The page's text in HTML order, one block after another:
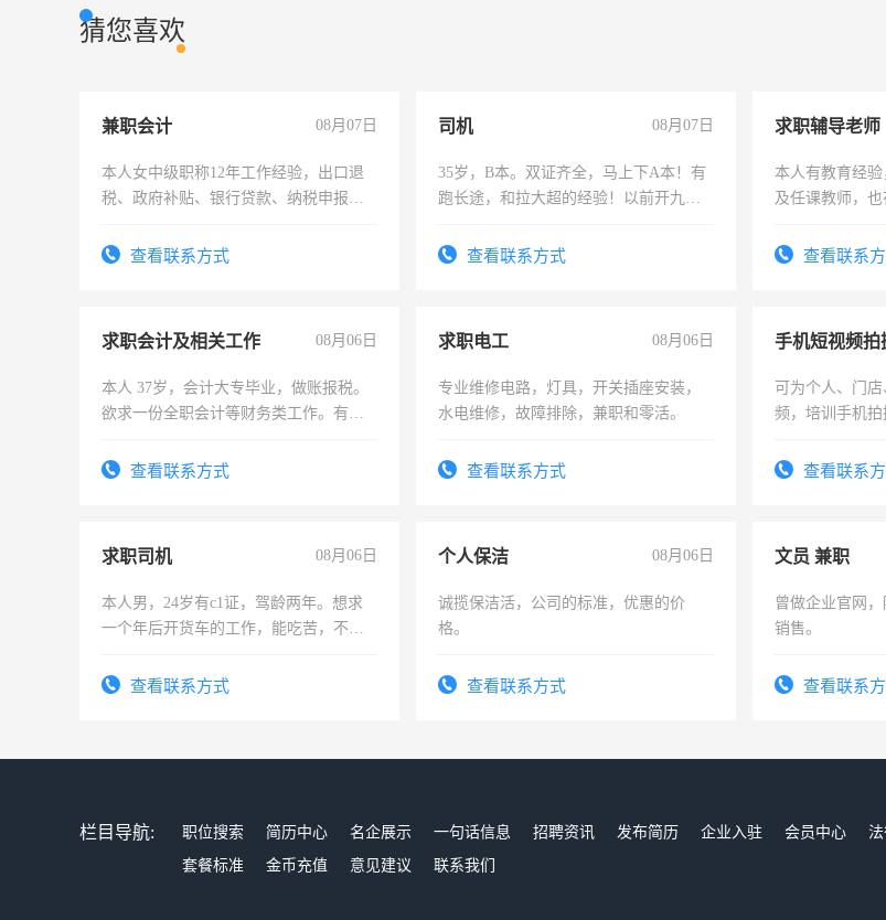
猜您喜欢
兼职会计 08月07日
本人女中级职称12年工作经验，出口退
税、政府补贴、银行贷款、纳税申报、
务，财务咨询等业务。欲求兼职会计工
查看联系方式
司机 08月07日
35岁，B本。双证齐全，马上下A本！有
跑长途，和拉大超的经验！以前开九米
查看联系方式
求职辅导老师
本人有教育经
及任课教师，
查看联系
求职会计及相关工作 08月06日
本人 37岁，会计大专毕业，做账报税。
欲求一份全职会计等财务类工作。有会
查看联系方式
求职电工 08月06日
专业维修电路，灯具，开关插座安装，
水电维修，故障排除，兼职和零活。
查看联系方式
可为个人、门
频，培训手机
频，培训手机拍
查看联系
求职司机 08月06日
本人男，24岁有c1证，驾龄两年。想求
一个年后开货车的工作，能吃苦，不怕
查看联系方式
个人保洁 08月06日
诚揽保洁活，公司的标准，优惠的价
格。
查看联系方式
文员 兼职
曾做企业官网
销售。
查看联系
栏目导航: 职位搜索 简历中心 名企展示 一句话信息 招聘资讯 发布简历 企业入驻 会员中心
套餐标准
金币充值 意见建议 联系我们